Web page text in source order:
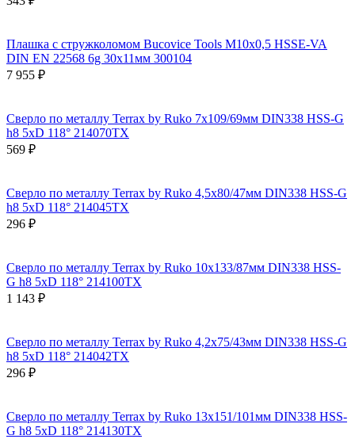
Плашка с стружколомом Bucovice Tools М10х0,5 HSSE-VA
DIN EN 22568 6g 30х11мм 300104
7 955 ₽
Сверло по металлу Terrax by Ruko 7x109/69мм DIN338 HSS-G
h8 5xD 118° 214070TX
569 ₽
Сверло по металлу Terrax by Ruko 4,5x80/47мм DIN338 HSS-G
h8 5xD 118° 214045TX
296 ₽
Сверло по металлу Terrax by Ruko 10x133/87мм DIN338 HSS-
G h8 5xD 118° 214100TX
1 143 ₽
Сверло по металлу Terrax by Ruko 4,2x75/43мм DIN338 HSS-G
h8 5xD 118° 214042TX
296 ₽
Сверло по металлу Terrax by Ruko 13x151/101мм DIN338 HSS-
G h8 5xD 118° 214130TX